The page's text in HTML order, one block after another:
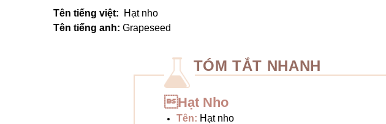
Tên tiếng việt: Hạt nho
Tên tiếng anh: Grapeseed
TÓM TẮT NHANH
Hạt Nho
Tên: Hạt nho